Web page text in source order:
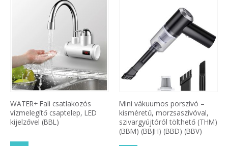
WATER+ Fali csatlakozós
vízmelegítő csaptelep, LED
kijelzővel (BBL)
Mini vákuumos porszívó –
kisméretű, morzsaszívóval,
szivargyújtóról tölthető (THM)
(BBM) (BBJH) (BBD) (BBV)